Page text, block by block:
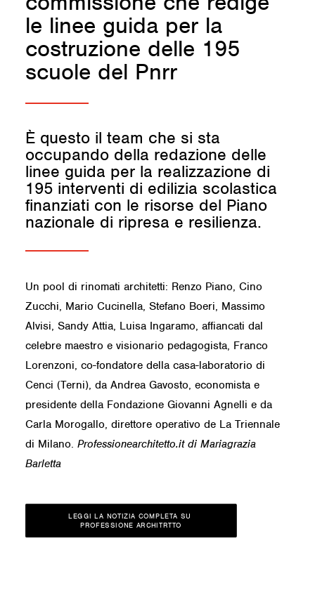
le linee guida per la
costruzione delle 195
scuole del Pnrr
È questo il team che si sta
occupando della redazione delle
linee guida per la realizzazione di
195 interventi di edilizia scolastica
finanziati con le risorse del Piano
nazionale di ripresa e resilienza.
Un pool di rinomati architetti: Renzo Piano, Cino
Zucchi, Mario Cucinella, Stefano Boeri, Massimo
Alvisi, Sandy Attia, Luisa Ingaramo, affiancati dal
celebre maestro e visionario pedagogista, Franco
Lorenzoni, co-fondatore della casa-laboratorio di
Cenci (Terni), da Andrea Gavosto, economista e
presidente della Fondazione Giovanni Agnelli e da
Carla Morogallo, direttore operativo de La Triennale
di Milano. Professionearchitetto.it di Mariagrazia
Barletta
LEGGI LA NOTIZIA COMPLETA SU
PROFESSIONE ARCHITRTTO